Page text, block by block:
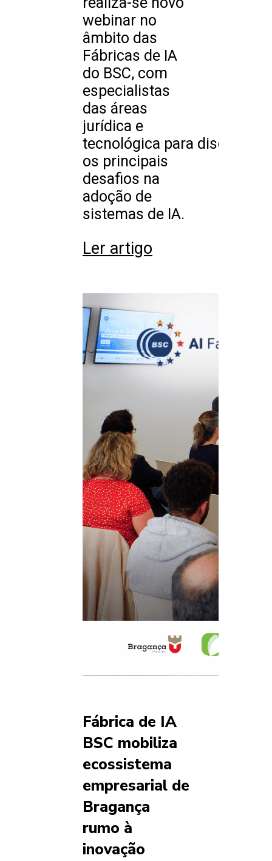
webinar no
âmbito das
Fábricas de IA
do BSC, com
especialistas
das áreas
jurídica e
tecnológica para discutir
os principais
desafios na
adoção de
sistemas de IA.
Ler artigo
Fábrica de IA
BSC mobiliza
ecossistema
empresarial de
Bragança
rumo à
inovação